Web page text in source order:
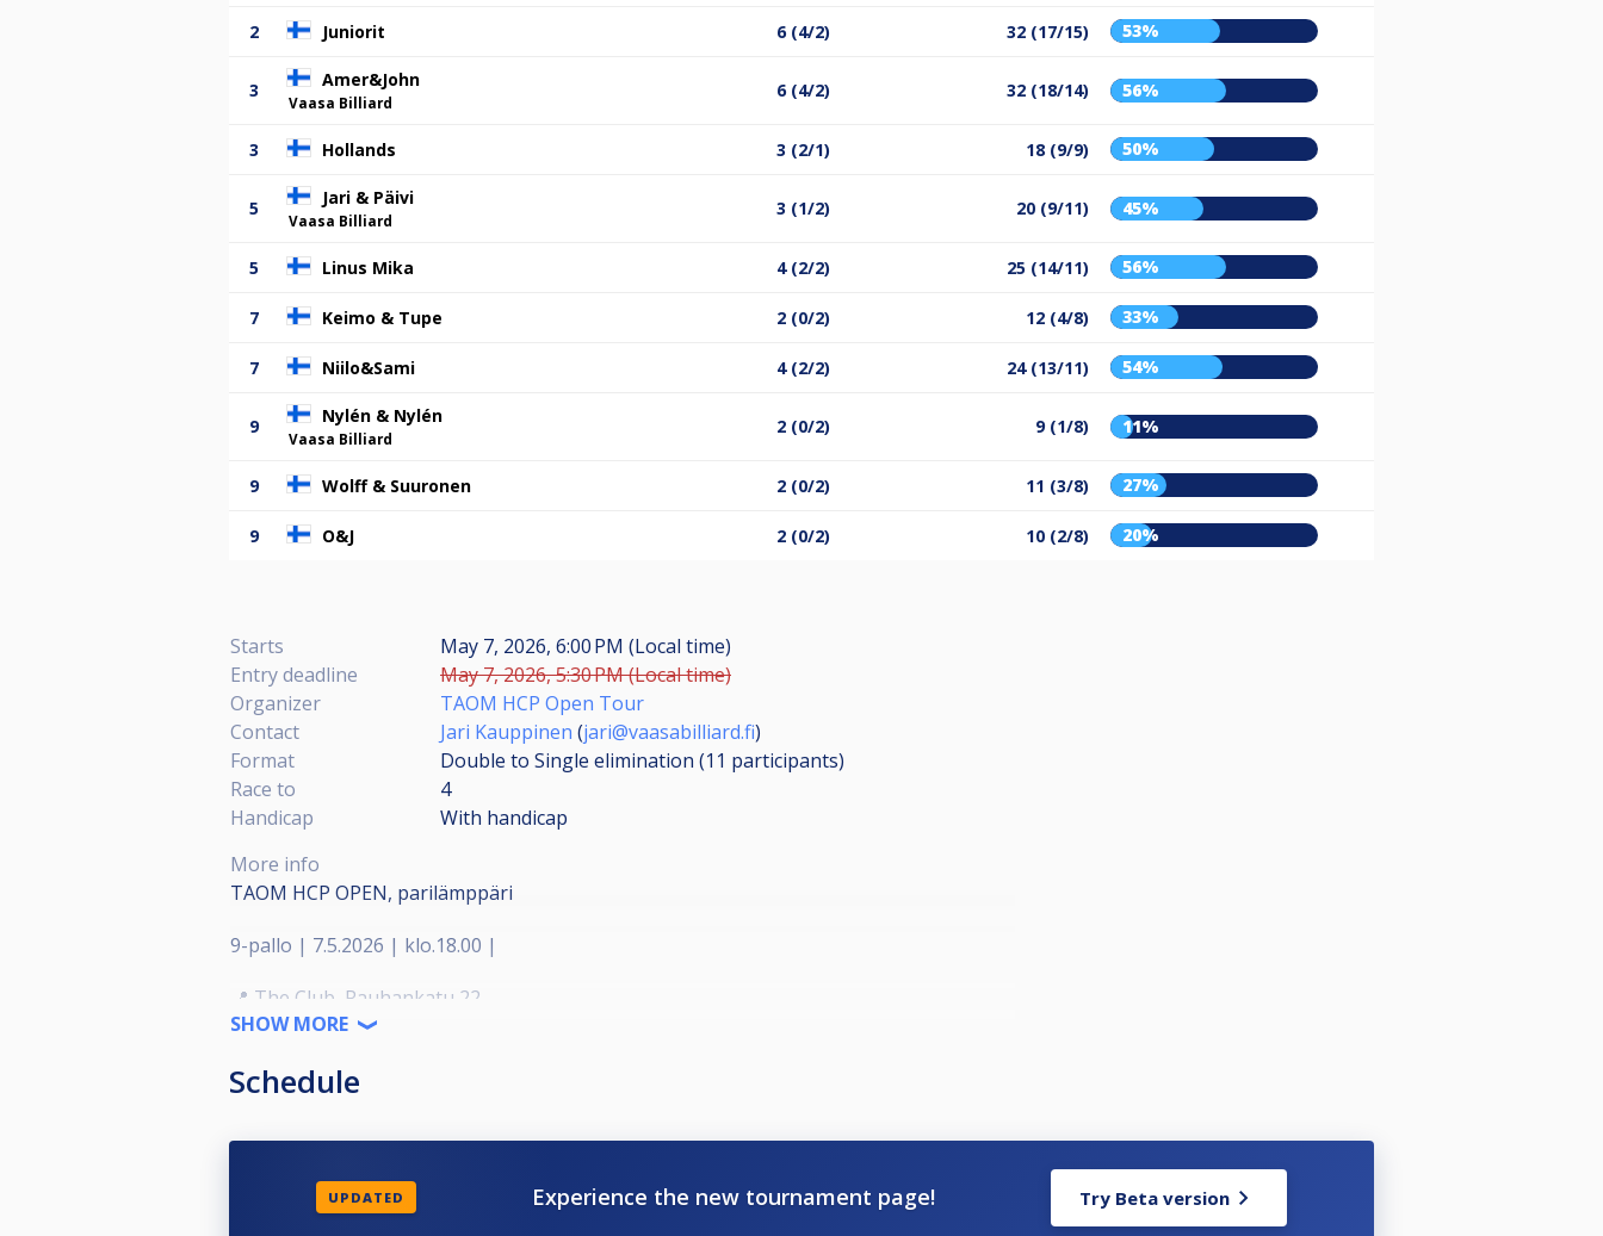
2 Juniorit 6 (4/2) 32 (17/15) 53%
3 Amer&John
Vaasa Billiard
6 (4/2) 32 (18/14) 56%
3 Hollands 3 (2/1) 18 (9/9) 50%
5 Jari & Päivi
Vaasa Billiard
3 (1/2) 20 (9/11) 45%
5 Linus Mika 4 (2/2) 25 (14/11) 56%
7 Keimo & Tupe 2 (0/2) 12 (4/8) 33%
7 Niilo&Sami 4 (2/2) 24 (13/11) 54%
9 Nylén & Nylén
Vaasa Billiard
2 (0/2) 9 (1/8) 11%
9 Wolff & Suuronen 2 (0/2) 11 (3/8) 27%
9 O&J 2 (0/2) 10 (2/8) 20%
Starts
May 7, 2026, 6:00 PM (Local time)
Entry deadline
May 7, 2026, 5:30 PM (Local time)
Organizer
TAOM HCP Open Tour
Contact
Jari Kauppinen (jari@vaasabilliard.fi)
Format
Double to Single elimination (11 participants)
Race to
4
Handicap
With handicap
More info
TAOM HCP OPEN, parilämppäri
9-pallo | 7.5.2026 | klo.18.00 |
📍 The Club, Rauhankatu 22
9-palloa, 4 voittoon
Taitotasoituksin 0-1
SHOW MORE
Schedule
UPDATED Experience the new tournament page! Try Beta version